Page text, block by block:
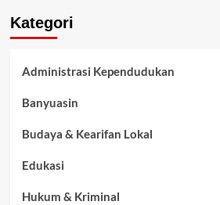
Kategori
Administrasi Kependudukan
Banyuasin
Budaya & Kearifan Lokal
Edukasi
Hukum & Kriminal